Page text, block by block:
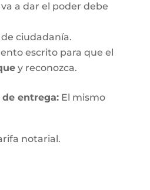
a dar el poder debe
ciudadanía.
escrito para que el
y reconozca.
entrega:El mismo
notarial.